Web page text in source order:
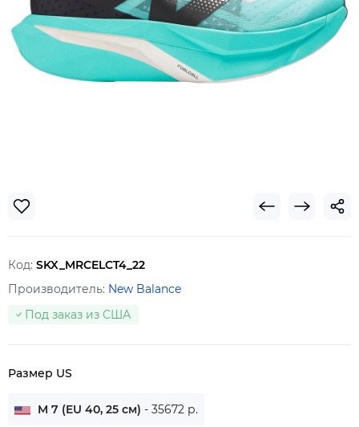
Код: SKX_MRCELCT4_22
Производитель: New Balance
Под заказ из США
Размер US
M 7 (EU 40, 25 см) - 35672 р.